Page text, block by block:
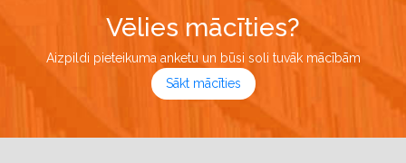
Vēlies mācīties?
Aizpildi pieteikuma anketu un būsi soli tuvāk mācībām
Sākt mācīties